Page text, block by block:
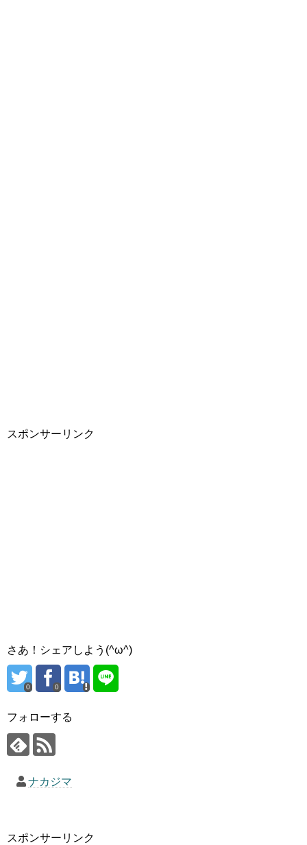
スポンサーリンク
さあ！シェアしよう(^ω^)
0 0
フォローする
ナカジマ
スポンサーリンク